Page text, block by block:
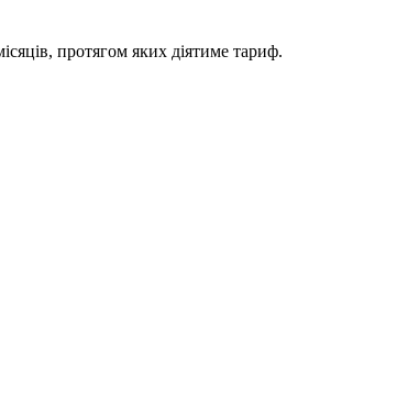
протягом яких діятиме тариф.